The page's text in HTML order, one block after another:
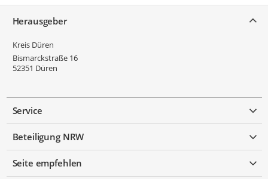
Herausgeber
Kreis Düren
Bismarckstraße 16
52351 Düren
Service
Beteiligung NRW
Seite empfehlen